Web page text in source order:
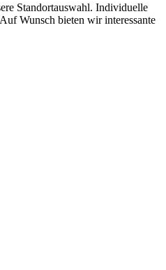
Standortauswahl. Individuelle
Wunsch bieten wir interessante